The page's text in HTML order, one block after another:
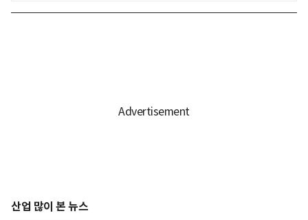
산업 많이 본 뉴스